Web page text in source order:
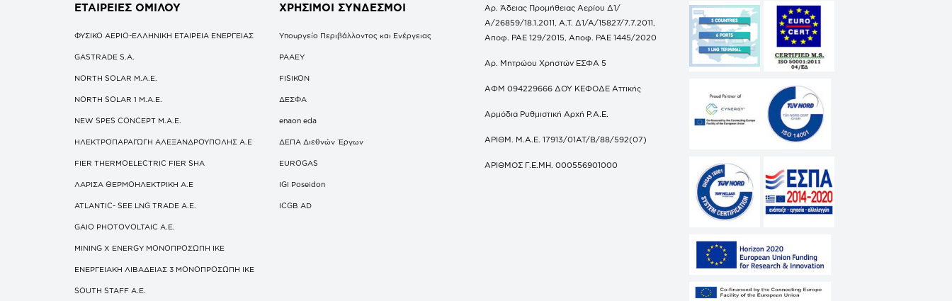
ΕΤΑΙΡΕΙΕΣΟΜΙΛΟΥ
ΦΥΣΙΚΟ ΑΕΡΙΟ-ΕΛΛΗΝΙΚΗ ΕΤΑΙΡΕΙΑ ΕΝΕΡΓΕΙΑΣ
GASTRADE S.A.
NORTH SOLAR M.Α.Ε.
NORTH SOLAR 1 M.Α.Ε.
NEW SPES CONCEPT Μ.Α.Ε.
ΗΛΕΚΤΡΟΠΑΡΑΓΩΓΗ ΑΛΕΞΑΝΔΡΟΥΠΟΛΗΣ A.E
FIER THERMOELECTRIC FIER SHA
ΛΑΡΙΣΑ ΘΕΡΜΟΗΛΕΚΤΡΙΚΗ A.E
ATLANTIC- SEE LNG TRADE A.E.
GAIO PHOTOVOLTAIC Α.Ε.
MINING X ENERGY ΜΟΝΟΠΡΟΣΩΠΗ ΙΚΕ
ΕΝΕΡΓΕΙΑΚΗ ΛΙΒΑΔΕΙΑΣ 3 ΜΟΝΟΠΡΟΣΩΠΗ ΙΚΕ
SOUTH STAFF Α.Ε.
ΧΡΗΣΙΜΟΙ ΣΥΝΔΕΣΜΟΙ
Υπουργείο Περιβάλλοντος και Ενέργειας
ΡΑΑΕΥ
FISIKON
ΔΕΣΦΑ
enaon eda
ΔΕΠΑ Διεθνών Έργων
EUROGAS
IGI Poseidon
ICGB AD
Αρ. Άδειας Προμήθειας Αερίου Δ1/
Α/26859/18.1.2011, Α.Τ. Δ1/Α/15827/7.7.2011,
Αποφ. ΡΑΕ 129/2015, Αποφ. ΡΑΕ 1445/2020
Αρ. Μητρώου Χρηστών ΕΣΦΑ 5
ΑΦΜ 094229666 ΔΟΥ ΚΕΦΟΔΕ Αττικής
Αρμόδια Ρυθμιστική Αρχή Ρ.Α.Ε.
ΑΡΙΘΜ. Μ.Α.Ε. 17913/01ΑΤ/Β/88/592(07)
ΑΡΙΘΜΟΣ Γ.Ε.ΜΗ. 000556901000